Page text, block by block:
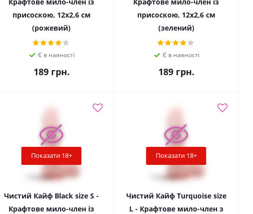
присоскою, 12х2,6 см
(рожевий)
Є в наяності
189грн.
присоскою, 12х2,6 см
(зелений)
Є в наяності
189грн.
Показати 18+
Чистий Кайф Black size S -
Крафтове мило-член із
Показати 18+
Чистий Кайф Turquoise size
L - Крафтове мило-член з